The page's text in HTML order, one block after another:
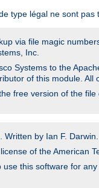
type légal ne sont pas
via file magic
Inc.
Systems to the
of this module.
free version of the
by Ian F. Darwin.
of the American
this software for